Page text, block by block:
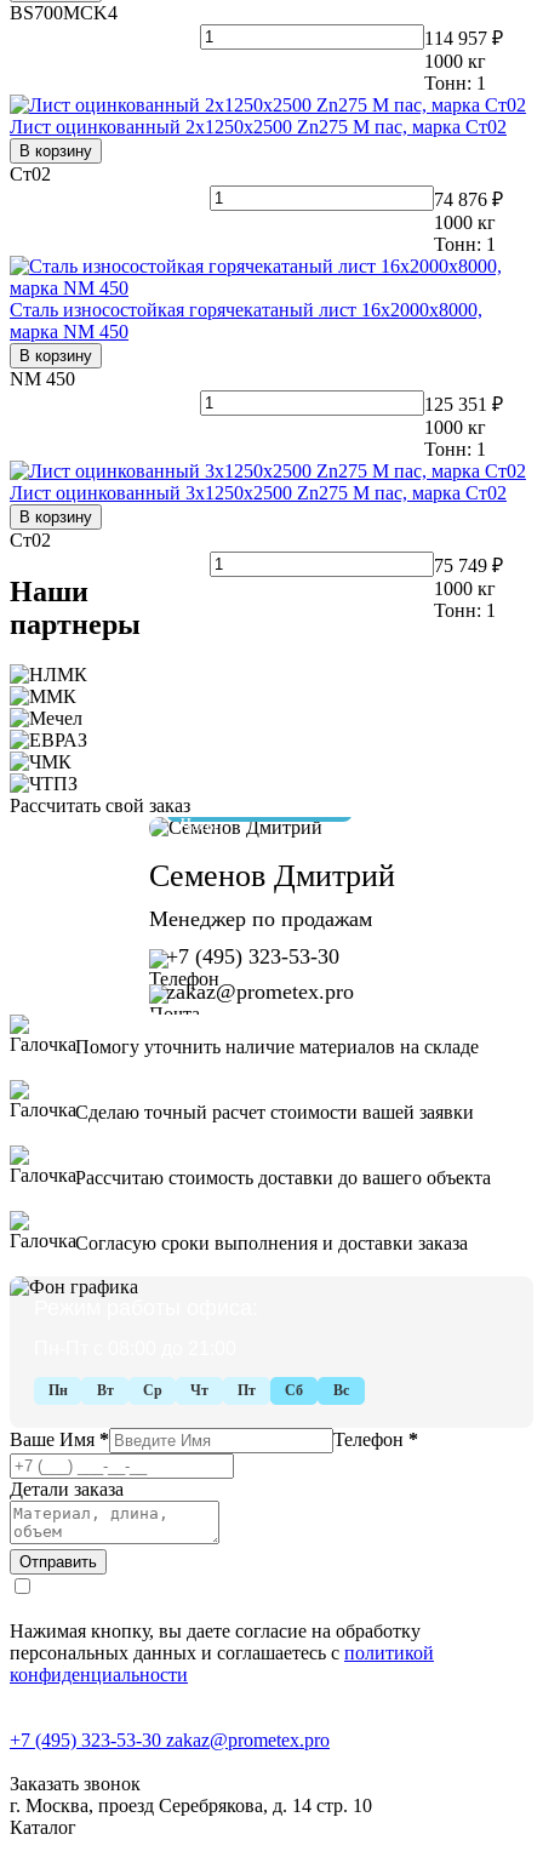
BS700MCK4
114 957 ₽
1000 кг
Тонн: 1
Лист оцинкованный 2х1250х2500 Zn275 М пас, марка Ст02
В корзину
Ст02
74 876 ₽
1000 кг
Тонн: 1
Сталь износостойкая горячекатаный лист 16х2000х8000,
марка NM 450
В корзину
NM 450
125 351 ₽
1000 кг
Тонн: 1
Лист оцинкованный 3х1250х2500 Zn275 М пас, марка Ст02
В корзину
Ст02
75 749 ₽
1000 кг
Тонн: 1
Наши
партнеры
Рассчитать свой заказ
Семенов Дмитрий
Менеджер по продажам
+7 (495) 323-53-30
zakaz@prometex.pro
Ваше Имя * Телефон *
Детали заказа
Нажимая кнопку, вы даете согласие на обработку
персональных данных и соглашаетесь с политикой
конфиденциальности
Помогу уточнить наличие материалов на складе
Сделаю точный расчет стоимости вашей заявки
Рассчитаю стоимость доставки до вашего объекта
Согласую сроки выполнения и доставки заказа
Пн Вт Ср Чт Пт Сб Вс
+7 (495) 323-53-30 zakaz@prometex.pro
Заказать звонок
г. Москва, проезд Серебрякова, д. 14 стр. 10
Каталог